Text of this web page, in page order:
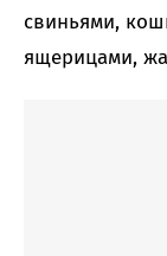
свиньями,
ящерицами,